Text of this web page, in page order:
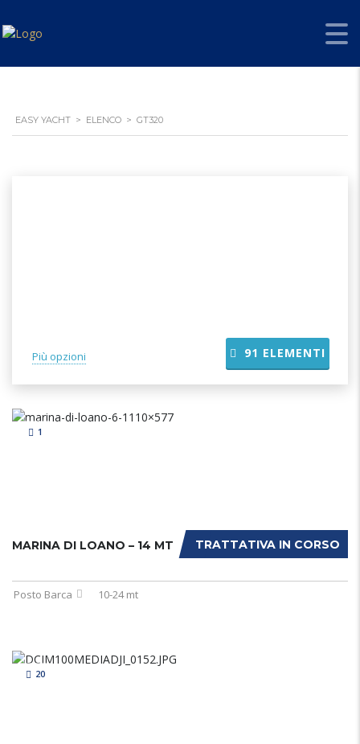
EASY YACHT > ELENCO > GT320
Più opzioni 91 ELEMENTI
1
TRATTATIVA IN CORSO
MARINA DI LOANO – 14 MT
Posto Barca 10-24 mt
20